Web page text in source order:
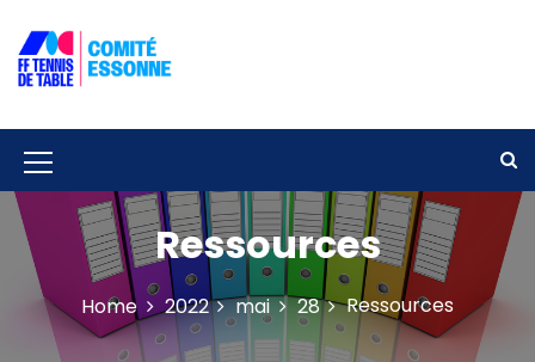
o
table de l'Essonne
M
e
n
u
Ressources
Home 2022 mai 28 Ressources